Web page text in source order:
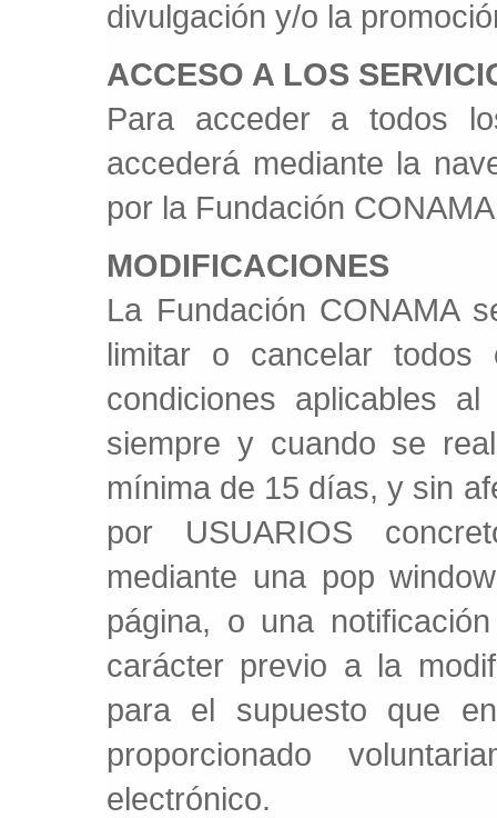
divulgación y/o la
ACCESO A LOS
Para acceder a todos
accederá mediante la
por la Fundación
MODIFICACIONES
La Fundación CONAMA
limitar o cancelar
condiciones aplicables
siempre y cuando se
mínima de 15 días, y sin
por USUARIOS
mediante una pop
página, o una
carácter previo a la
para el supuesto que
proporcionado
electrónico.